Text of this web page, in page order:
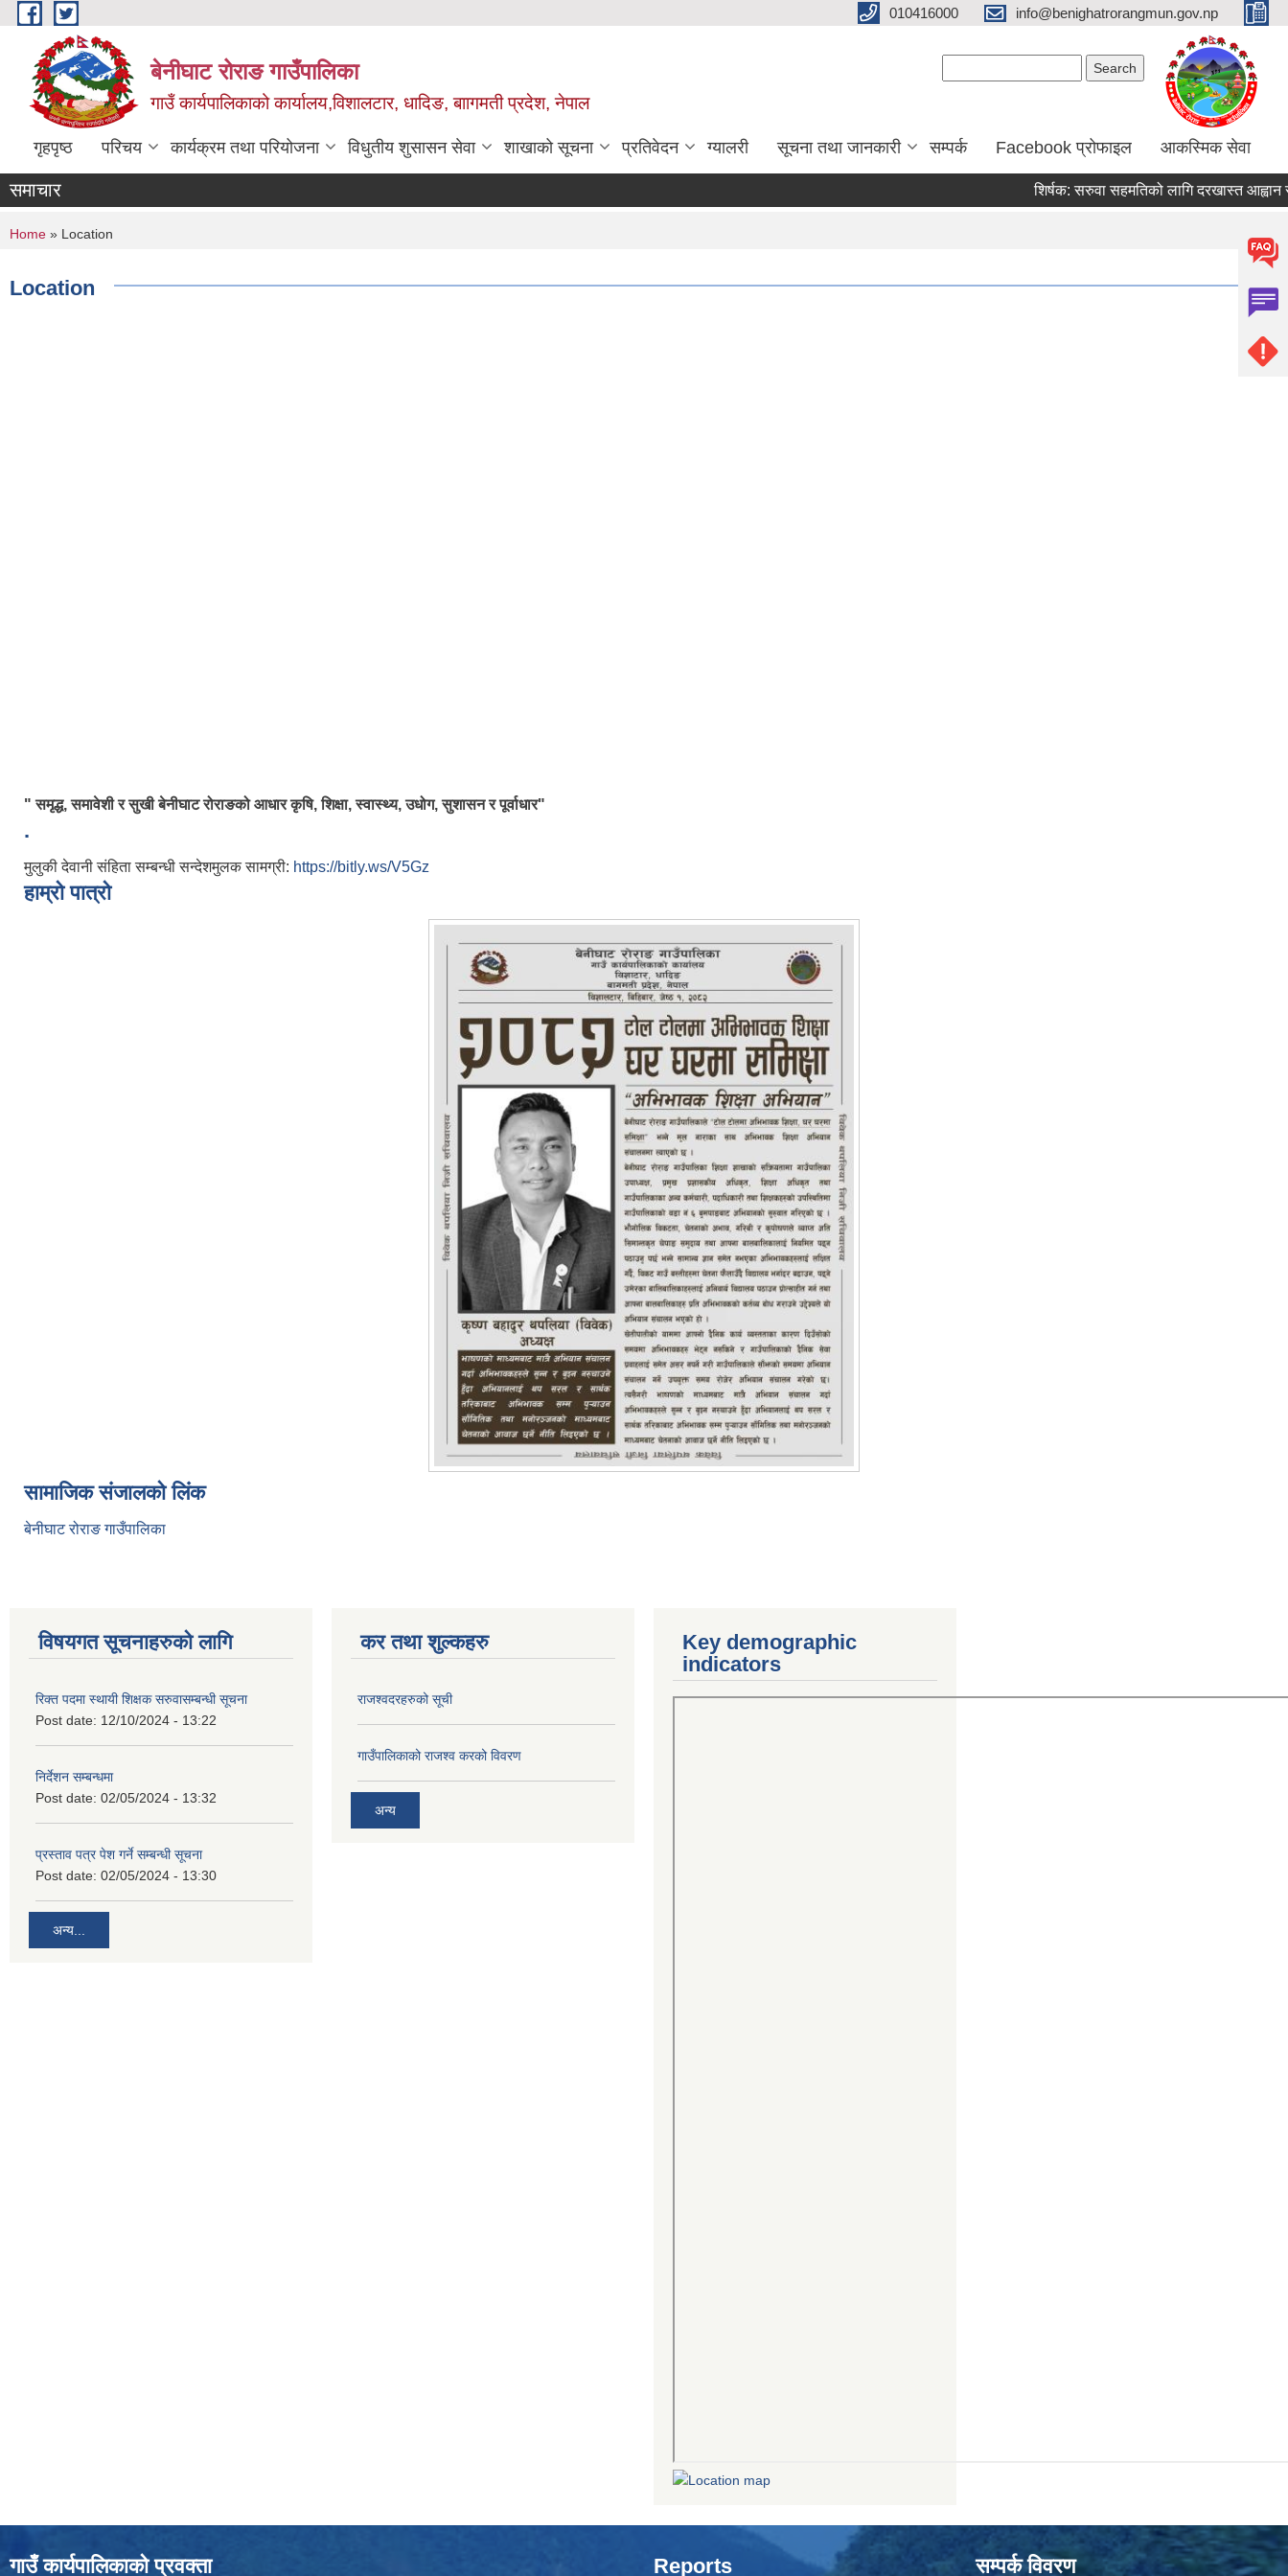
Skip to main content 010416000 info@benighatrorangmun.gov.np
बेनीघाट रोराङ गाउँपालिका
गाउँ कार्यपालिकाको कार्यालय,विशालटार, धादिङ, बाागमती प्रदेश, नेपाल
गृहपृष्ठ परिचय कार्यक्रम तथा परियोजना विधुतीय शुसासन सेवा शाखाको सूचना प्रतिवेदन ग्यालरी सूचना तथा जानकारी सम्पर्क Facebook प्रोफाइल आकस्मिक सेवा
समाचार शिर्षक:सरुवा सहमतिको लागि दरखास्त आह्वान
You are here
Home » Location
Location
" समृद्ध, समावेशी र सुखी बेनीघाट रोराङको आधार कृषि, शिक्षा, स्वास्थ्य, उधोग, सुशासन र पूर्वाधार"
.
मुलुकी देवानी संहिता सम्बन्धी सन्देशमुलक सामग्री: https://bitly.ws/V5Gz
हाम्रो पात्रो
सामाजिक संजालको लिंक
बेनीघाट रोराङ गाउँपालिका
विषयगत सूचनाहरुको लागि
रिक्त पदमा स्थायी शिक्षक सरुवासम्बन्धी सूचना
Post date: 12/10/2024 - 13:22
निर्देशन सम्बन्धमा
Post date: 02/05/2024 - 13:32
प्रस्ताव पत्र पेश गर्ने सम्बन्धी सूचना
Post date: 02/05/2024 - 13:30
अन्य...
कर तथा शुल्कहरु
राजश्वदरहरुको सूची
गाउँपालिकाको राजश्व करको विवरण
अन्य
Key demographic
indicators
गाउँ कार्यपालिकाको प्रवक्ता Reports सम्पर्क विवरण